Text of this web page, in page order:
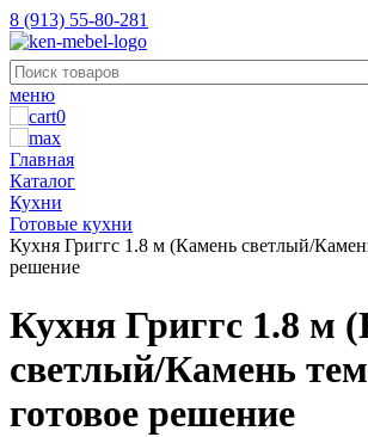
8 (913) 55-80-281
меню
0
Главная
Каталог
Кухни
Готовые кухни
Кухня Григгс 1.8 м (Камень светлый/
решение
Кухня Григгс 1.8 м
светлый/Камень
готовое решение